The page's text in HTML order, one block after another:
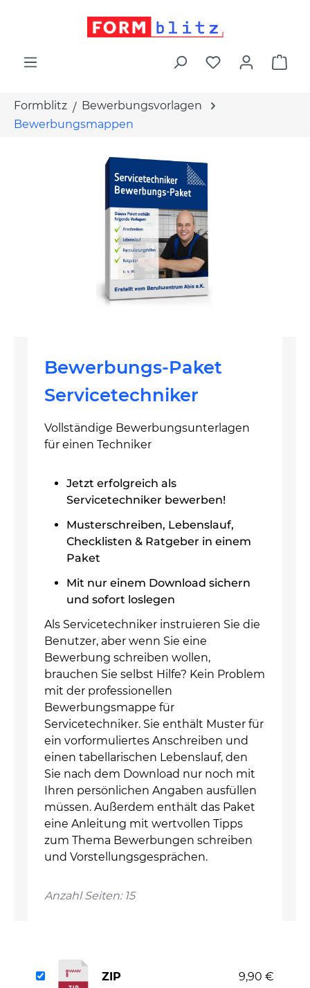
Formblitz
Bewerbungsvorlagen
Bewerbungsmappen
Bewerbungs-Paket
Servicetechniker
Vollständige Bewerbungsunterlagen
für einen Techniker
Jetzt erfolgreich als
Servicetechniker bewerben!
Musterschreiben, Lebenslauf,
Checklisten & Ratgeber in einem
Paket
Mit nur einem Download sichern
und sofort loslegen
Als Servicetechniker instruieren Sie die
Benutzer, aber wenn Sie eine
Bewerbung schreiben wollen,
brauchen Sie selbst Hilfe? Kein Problem
mit der professionellen
Bewerbungsmappe für
Servicetechniker. Sie enthält Muster für
ein vorformuliertes Anschreiben und
einen tabellarischen Lebenslauf, den
Sie nach dem Download nur noch mit
Ihren persönlichen Angaben ausfüllen
müssen. Außerdem enthält das Paket
eine Anleitung mit wertvollen Tipps
zum Thema Bewerbungen schreiben
und Vorstellungsgesprächen.
Anzahl Seiten: 15
ZIP 9,90 €